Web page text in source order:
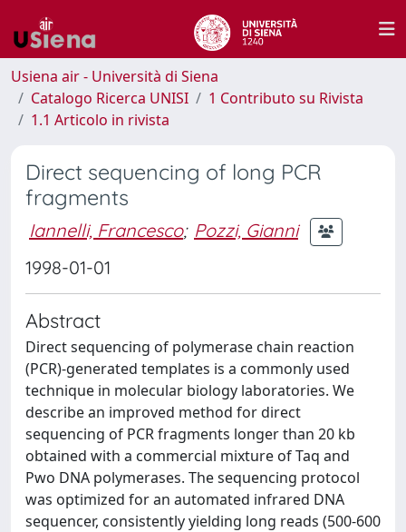
Usiena air - Università di Siena
Catalogo Ricerca UNISI
1 Contributo su Rivista
1.1 Articolo in rivista
Direct sequencing of long PCR
fragments
Iannelli, Francesco; Pozzi, Gianni
1998-01-01
Abstract
Direct sequencing of polymerase chain reaction
(PCR)-generated templates is a commonly used
technique in molecular biology laboratories. We
describe an improved method for direct
sequencing of PCR fragments longer than 20 kb
obtained with a commercial mixture of Taq and
Pwo DNA polymerases. The sequencing protocol
was optimized for an automated infrared DNA
sequencer, consistently yielding long reads (500-600